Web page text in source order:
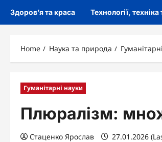
Здоров’я та краса Технології,
Home Наука та природа
Гуманітарні науки
Плюралізм:
Стаценко Ярослав 27.01.2026